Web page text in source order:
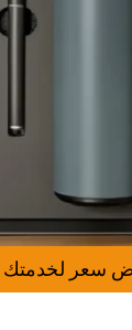
سعر لخدمتك